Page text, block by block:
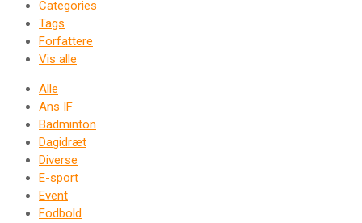
Categories
Tags
Forfattere
Vis alle
Alle
Ans IF
Badminton
Dagidræt
Diverse
E-sport
Event
Fodbold